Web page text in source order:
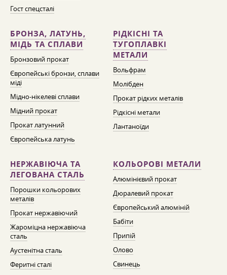
Гост спецсталі
БРОНЗА, ЛАТУНЬ,
МІДЬ ТА СПЛАВИ
Бронзовий прокат
Європейські бронзи, сплави
міді
Мідно-нікелеві сплави
Мідний прокат
Прокат латунний
Європейська латунь
РІДКІСНІ ТА
ТУГОПЛАВКІ
МЕТАЛИ
Вольфрам
Молібден
Прокат рідких металів
Рідкісні метали
Лантаноїди
НЕРЖАВІЮЧА ТА
ЛЕГОВАНА СТАЛЬ
Порошки кольорових
металів
Прокат нержавіючий
Жароміцна нержавіюча
сталь
Аустенітна сталь
Феритні сталі
КОЛЬОРОВІ МЕТАЛИ
Алюмінієвий прокат
Дюралевий прокат
Європейський алюміній
Бабіти
Припій
Олово
Свинець